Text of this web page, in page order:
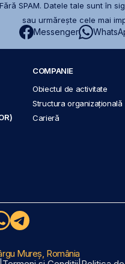
SPAM. Datele tale sunt în
sau urmărește cele mai
Messenger
COMPANIE
Obiectul de activitate
Structura organizațională
Carieră
Mureș, România